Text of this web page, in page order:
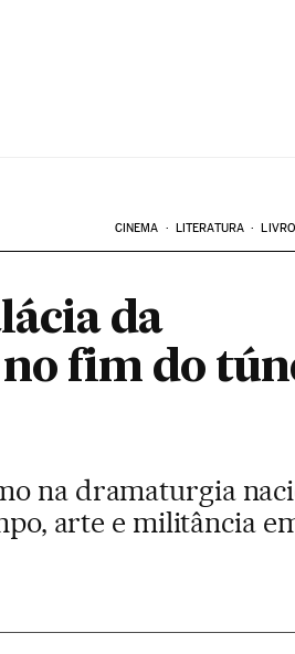
CINEMA LITERATURA
da
fim do
na dramaturgia
arte e militância